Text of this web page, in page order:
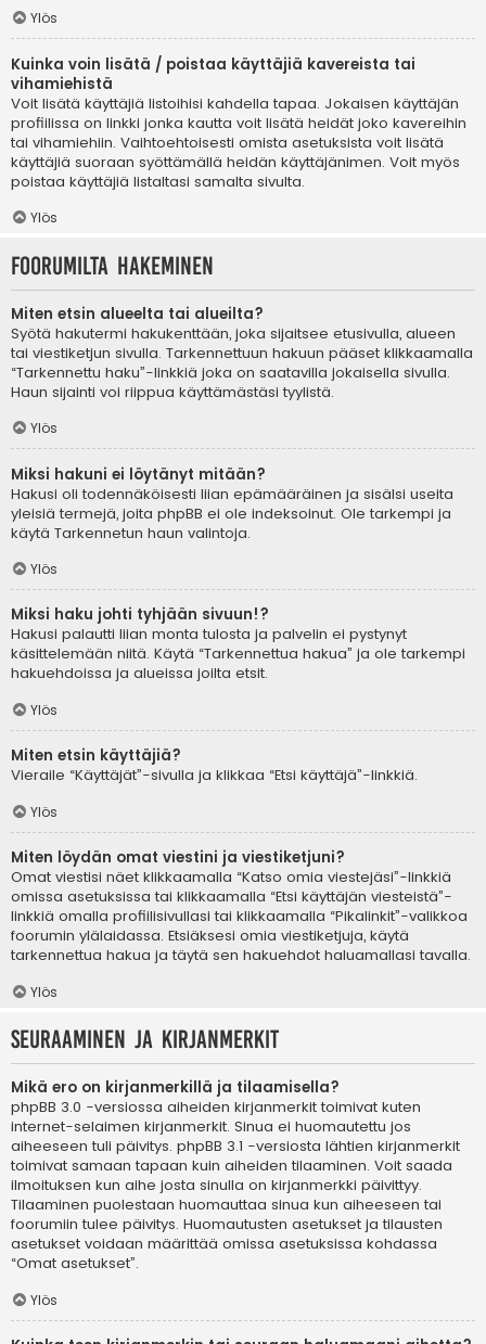
Ylös
Kuinka voin lisätä / poistaa käyttäjiä kavereista tai
vihamiehistä
Voit lisätä käyttäjiä listoihisi kahdella tapaa. Jokaisen käyttäjän
profiilissa on linkki jonka kautta voit lisätä heidät joko kavereihin
tai vihamiehiin. Vaihtoehtoisesti omista asetuksista voit lisätä
käyttäjiä suoraan syöttämällä heidän käyttäjänimen. Voit myös
poistaa käyttäjiä listaltasi samalta sivulta.
Ylös
Foorumilta hakeminen
Miten etsin alueelta tai alueilta?
Syötä hakutermi hakukenttään, joka sijaitsee etusivulla, alueen
tai viestiketjun sivulla. Tarkennettuun hakuun pääset klikkaamalla
“Tarkennettu haku”-linkkiä joka on saatavilla jokaisella sivulla.
Haun sijainti voi riippua käyttämästäsi tyylistä.
Ylös
Miksi hakuni ei löytänyt mitään?
Hakusi oli todennäköisesti liian epämääräinen ja sisälsi useita
yleisiä termejä, joita phpBB ei ole indeksoinut. Ole tarkempi ja
käytä Tarkennetun haun valintoja.
Ylös
Miksi haku johti tyhjään sivuun!?
Hakusi palautti liian monta tulosta ja palvelin ei pystynyt
käsittelemään niitä. Käytä “Tarkennettua hakua” ja ole tarkempi
hakuehdoissa ja alueissa joilta etsit.
Ylös
Miten etsin käyttäjiä?
Vieraile “Käyttäjät”-sivulla ja klikkaa “Etsi käyttäjä”-linkkiä.
Ylös
Miten löydän omat viestini ja viestiketjuni?
Omat viestisi näet klikkaamalla “Katso omia viestejäsi”-linkkiä
omissa asetuksissa tai klikkaamalla “Etsi käyttäjän viesteistä”-
linkkiä omalla profiilisivullasi tai klikkaamalla “Pikalinkit”-valikkoa
foorumin ylälaidassa. Etsiäksesi omia viestiketjuja, käytä
tarkennettua hakua ja täytä sen hakuehdot haluamallasi tavalla.
Ylös
Seuraaminen ja kirjanmerkit
Mikä ero on kirjanmerkillä ja tilaamisella?
phpBB 3.0 -versiossa aiheiden kirjanmerkit toimivat kuten
internet-selaimen kirjanmerkit. Sinua ei huomautettu jos
aiheeseen tuli päivitys. phpBB 3.1 -versiosta lähtien kirjanmerkit
toimivat samaan tapaan kuin aiheiden tilaaminen. Voit saada
ilmoituksen kun aihe josta sinulla on kirjanmerkki päivittyy.
Tilaaminen puolestaan huomauttaa sinua kun aiheeseen tai
foorumiin tulee päivitys. Huomautusten asetukset ja tilausten
asetukset voidaan määrittää omissa asetuksissa kohdassa
“Omat asetukset”.
Ylös